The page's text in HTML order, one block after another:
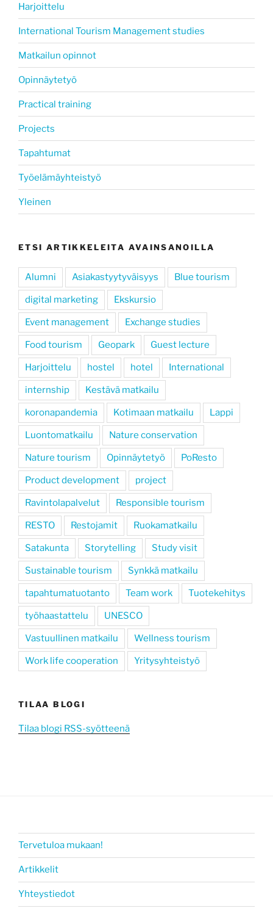
Harjoittelu
International Tourism Management studies
Matkailun opinnot
Opinnäytetyö
Practical training
Projects
Tapahtumat
Työelämäyhteistyö
Yleinen
ETSI ARTIKKELEITA AVAINSANOILLA
Alumni Asiakastyytyväisyys Blue tourism
digital marketing Ekskursio
Event management Exchange studies
Food tourism Geopark Guest lecture
Harjoittelu hostel hotel International
internship Kestävä matkailu
koronapandemia Kotimaan matkailu Lappi
Luontomatkailu Nature conservation
Nature tourism Opinnäytetyö PoResto
Product development project
Ravintolapalvelut Responsible tourism
RESTO Restojamit Ruokamatkailu
Satakunta Storytelling Study visit
Sustainable tourism Synkkä matkailu
tapahtumatuotanto Team work Tuotekehitys
työhaastattelu UNESCO
Vastuullinen matkailu Wellness tourism
Work life cooperation Yritysyhteistyö
TILAA BLOGI
Tilaa blogi RSS-syötteenä
Tervetuloa mukaan!
Artikkelit
Yhteystiedot